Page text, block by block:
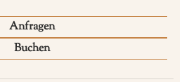
Anfragen
Buchen